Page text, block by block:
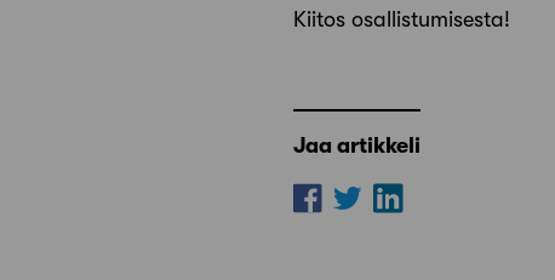
Kiitos osallistumisesta!
Jaa artikkeli